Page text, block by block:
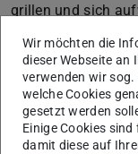
grillen und sich
Werkzeug zum
Die Wanderung,
war bei
Sonnenschein.
Was war eine
Wir möchten die
dieser Webseite an
verwenden wir sog.
welche Cookies
gesetzt werden
Einige Cookies
damit diese auf